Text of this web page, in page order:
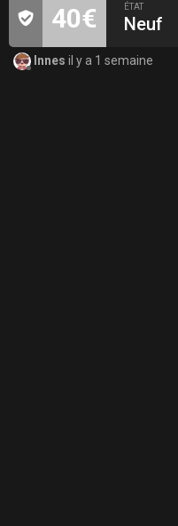
40€ ÉTAT
Neuf
Innes il y a 1 semaine